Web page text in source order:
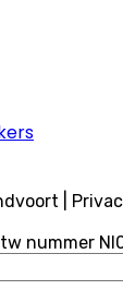
|
nummer